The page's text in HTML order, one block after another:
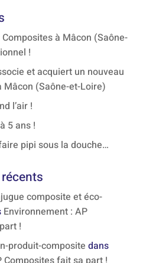
à Mâcon (Saône-
!
et acquiert un nouveau
(Saône-et-Loire)
l’air !
5 ans !
pipi sous la douche…
composite et éco-
Environnement : AP
!
produit-composite dans